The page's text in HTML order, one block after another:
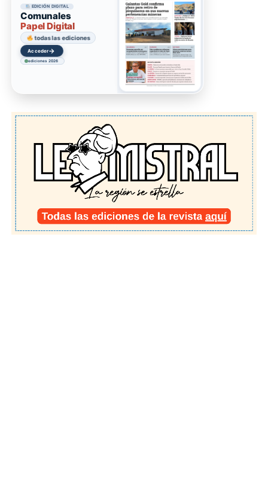
EDICIÓN DIGITAL
Comunales
Papel Digital
todas las ediciones
Acceder→
ediciones 2026